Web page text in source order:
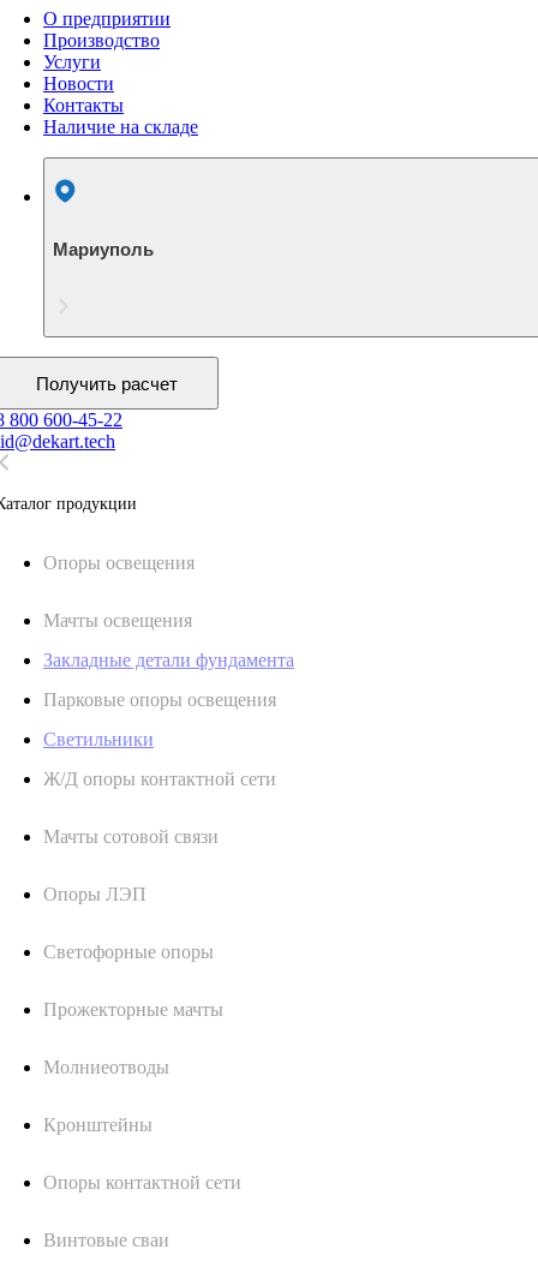
О предприятии
Производство
Услуги
Новости
Контакты
Наличие на складе
Мариуполь
Получить расчет
800 600-45-22
продукции
Oпоры oсвeщения
Мачты освещения
Закладные детали фундамента
Парковые опоры освещения
Светильники
Ж/Д опоры контактной сети
Мачты сотовой связи
Опоры ЛЭП
Светофорные опоры
Прожекторные мачты
Молниеотводы
Кронштейны
Опоры контактной сети
Винтовые сваи